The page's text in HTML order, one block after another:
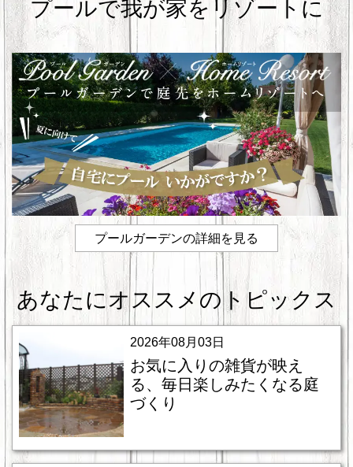
o
k
プールで我が家をリゾートに
プールガーデンの詳細を見る
あなたにオススメのトピックス
2026年08月03日
お気に入りの雑貨が映え
る、毎日楽しみたくなる庭
づくり